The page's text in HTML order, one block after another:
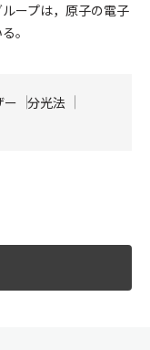
ープは，原子の電子
。
ー 分光法